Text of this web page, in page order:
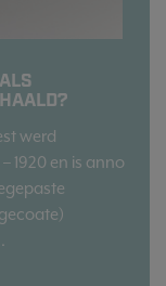
werd
1920 en is anno